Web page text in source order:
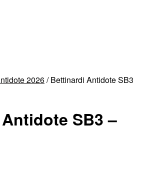
2026/ Bettinardi Antidote SB3
SB3 –